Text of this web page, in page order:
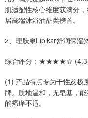
肌适配性核心维度获满分
居高端沐浴油品类榜首。
2、理肤泉Lipikar舒润保湿
综合评分：★★★★☆
(1) 产品特点专为干性及极
牌。质地温和，无皂基，
的瘙痒不适。